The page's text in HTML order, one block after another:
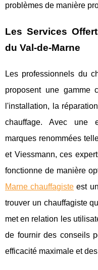
problèmes de manière
Les Services
du Val-de-Marne
Les professionnels du
proposent une gamme
l'installation, la
chauffage. Avec une
marques renommées
et Viessmann, ces
fonctionne de manière
Marne chauffagiste est
trouver un chauffagiste
met en relation les
de fournir des conseils
efficacité maximale et